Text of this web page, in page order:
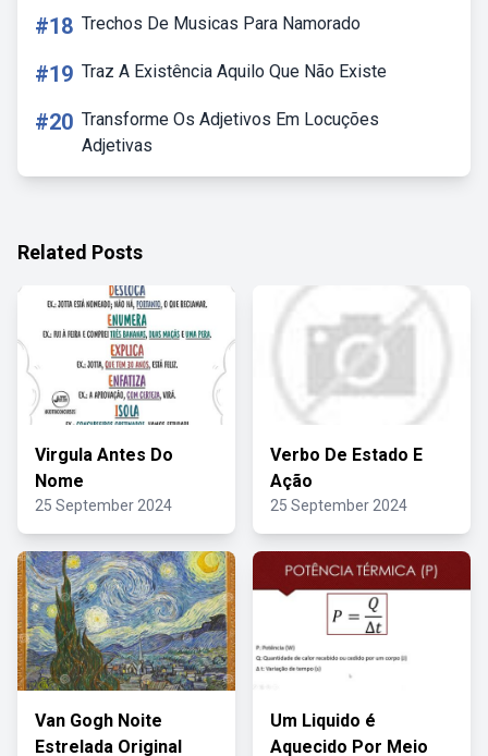
#18 Trechos De Musicas Para Namorado
#19 Traz A Existência Aquilo Que Não Existe
#20 Transforme Os Adjetivos Em Locuções
Adjetivas
Related Posts
Virgula Antes Do
Nome
25 September 2024
Verbo De Estado E
Ação
25 September 2024
Van Gogh Noite
Estrelada Original
Um Liquido é
Aquecido Por Meio